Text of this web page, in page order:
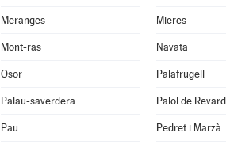
Meranges Mieres
Mont-ras Navata
Osor Palafrugell
Palau-saverdera Palol de
Pau Pedret i Marzà